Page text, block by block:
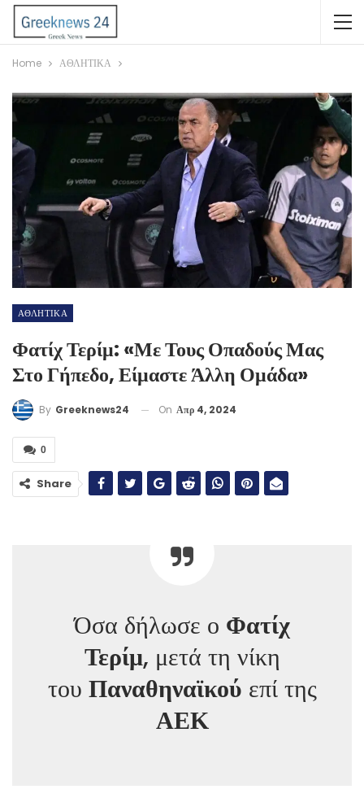
Home ΑΘΛΗΤΙΚΑ
ΑΘΛΗΤΙΚΑ
Φατίχ Τερίμ: «Με Τους Οπαδούς Μας
Στο Γήπεδο, Είμαστε Άλλη Ομάδα»
By Greeknews24 On Απρ 4, 2024
0
Share
Όσα δήλωσε ο Φατίχ
Τερίμ, μετά τη νίκη
του Παναθηναϊκού επί της
ΑΕΚ